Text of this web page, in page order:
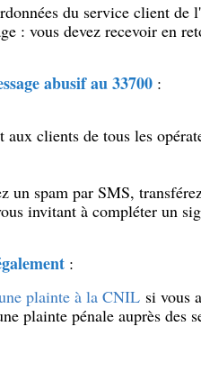
du service client
: vous devez recevoir en
abusif au33700:
aux clients de tous les
un spam par SMS,
invitant à compléter un
:
plainte à la CNILsi vous
plainte pénale auprès des